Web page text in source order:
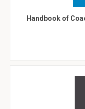
Handbook of